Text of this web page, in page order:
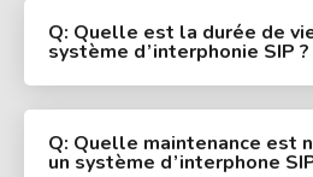
Q: Quelle est la durée de
système d’interphonie SIP ?
Q: Quelle maintenance est
un système d’interphone